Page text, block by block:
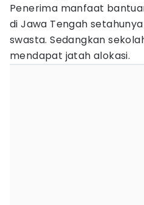
Penerima manfaat
di Jawa Tengah
swasta. Sedangkan
mendapat jatah alokasi.